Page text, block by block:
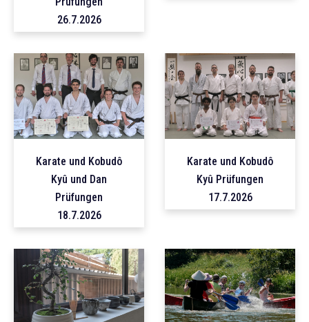
26.7.2026
Karate und Kobudô
Kyû und Dan
Prüfungen
18.7.2026
Karate und Kobudô
Kyû Prüfungen
17.7.2026